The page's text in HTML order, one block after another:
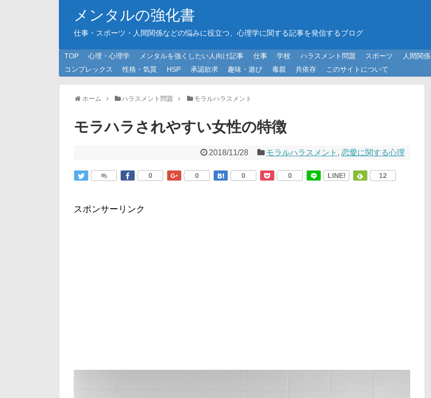
メンタルの強化書
仕事・スポーツ・人間関係などの悩みに役立つ、心理学に関する記事を発信するブログ
TOP 心理・心理学 メンタルを強くしたい人向け記事 仕事 学校 ハラスメント問題 スポーツ 人間関係
コンプレックス
性格・気質 HSP 承認欲求 趣味・遊び 毒親 共依存 このサイトについて
ホーム ハラスメント問題 モラルハラスメント
モラハラされやすい女性の特徴
2018/11/28 モラルハラスメント , 恋愛に関する心理
0 0 0 0 LINE! 12
スポンサーリンク